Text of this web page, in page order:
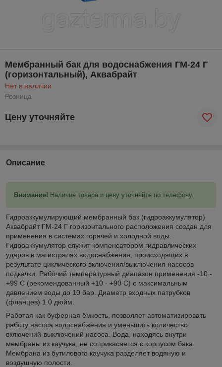
Мембранный бак для водоснабжения ГМ-24 Г
(горизонтальный), Аквабрайт
Нет в наличии
Розница
Цену уточняйте
Описание
Внимание! Наличие товара и цену уточняйте по телефону.
Гидроаккумулирующий мембранный бак (гидроаккумулятор)
Аквабрайт ГМ-24 Г горизонтального расположения создан для
применения в системах горячей и холодной воды.
Гидроаккумулятор служит компенсатором гидравлических
ударов в магистралях водоснабжения, происходящих в
результате циклического включения/выключения насосов
подкачки. Рабочий температурный диапазон применения -10 -
+99 С (рекомендованный +10 - +90 С) с максимальным
давлением воды до 10 бар. Диаметр входных патрубков
(фланцев) 1.0 дюйм.
Работая как буферная ёмкость, позволяет автоматизировать
работу насоса водоснабжения и уменьшить количество
включений-выключений насоса. Вода, находясь внутри
мембраны из каучука, не соприкасается с корпусом бака.
Мембрана из бутилового каучука разделяет водяную и
воздушную полости.